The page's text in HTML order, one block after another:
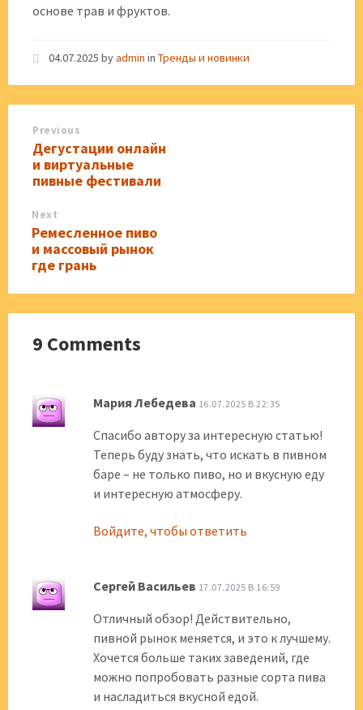
основе трав и фруктов.
04.07.2025 byadmin in Тренды и новинки
Previous
Дегустации онлайн
и виртуальные
пивные фестивали
Next
Ремесленное пиво
и массовый рынок
где грань
9 Comments
Мария Лебедева 16.07.2025 В 22:35
Спасибо автору за интересную статью!
Теперь буду знать, что искать в пивном
баре – не только пиво, но и вкусную еду
и интересную атмосферу.
Войдите, чтобы ответить
Сергей Васильев 17.07.2025 В 16:59
Отличный обзор! Действительно,
пивной рынок меняется, и это к лучшему.
Хочется больше таких заведений, где
можно попробовать разные сорта пива
и насладиться вкусной едой.